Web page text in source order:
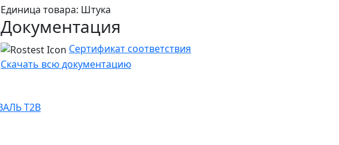
Единица товара: Штука
Документация
Сертификат соответствия
Скачать всю документацию